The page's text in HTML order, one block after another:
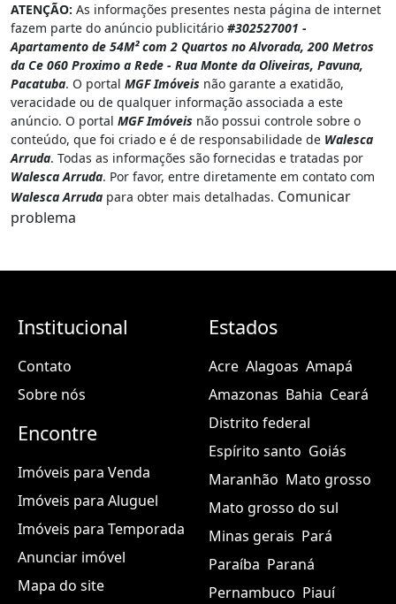
ATENÇÃO: As informações presentes nesta página de internet
fazem parte do anúncio publicitário #302527001 -
Apartamento de 54M² com 2 Quartos no Alvorada, 200 Metros
da Ce 060 Proximo a Rede - Rua Monte da Oliveiras, Pavuna,
Pacatuba. O portal MGF Imóveis não garante a exatidão,
veracidade ou de qualquer informação associada a este
anúncio. O portal MGF Imóveis não possui controle sobre o
conteúdo, que foi criado e é de responsabilidade de Walesca
Arruda. Todas as informações são fornecidas e tratadas por
Walesca Arruda. Por favor, entre diretamente em contato com
Walesca Arruda para obter mais detalhadas. Comunicar
problema
Institucional
Contato
Sobre nós
Encontre
Imóveis para Venda
Imóveis para Aluguel
Imóveis para Temporada
Anunciar imóvel
Mapa do site
Estados
Acre Alagoas Amapá
Amazonas Bahia Ceará
Distrito federal
Espírito santo Goiás
Maranhão Mato grosso
Mato grosso do sul
Minas gerais Pará
Paraíba Paraná
Pernambuco Piauí